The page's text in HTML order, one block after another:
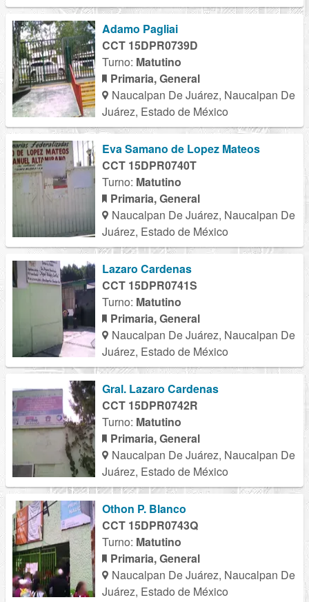
Adamo Pagliai
CCT 15DPR0739D
Turno: Matutino
Primaria, General
Naucalpan De Juárez, Naucalpan De
Juárez, Estado de México
Eva Samano de Lopez Mateos
CCT 15DPR0740T
Turno: Matutino
Primaria, General
Naucalpan De Juárez, Naucalpan De
Juárez, Estado de México
Lazaro Cardenas
CCT 15DPR0741S
Turno: Matutino
Primaria, General
Naucalpan De Juárez, Naucalpan De
Juárez, Estado de México
Gral. Lazaro Cardenas
CCT 15DPR0742R
Turno: Matutino
Primaria, General
Naucalpan De Juárez, Naucalpan De
Juárez, Estado de México
Othon P. Blanco
CCT 15DPR0743Q
Turno: Matutino
Primaria, General
Naucalpan De Juárez, Naucalpan De
Juárez, Estado de México